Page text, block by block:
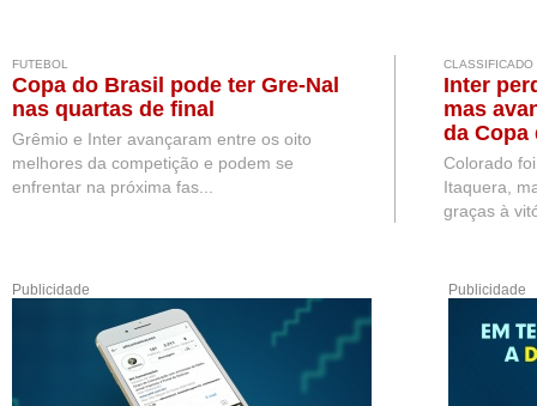
FUTEBOL
Copa do Brasil pode ter Gre-Nal
nas quartas de final
Grêmio e Inter avançaram entre os oito
melhores da competição e podem se
enfrentar na próxima fas...
CLASSIFICADO
Inter
mas
da Copa
Colorado
Itaquera,
graças à
Publicidade Publicidade